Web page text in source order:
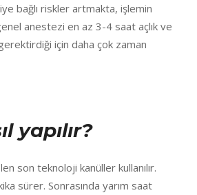
bağlı riskler artmakta, işlemin
anestezi en az 3-4 saat açlık ve
için daha çok zaman
yapılır?
son teknoloji kanüller kullanılır.
sürer. Sonrasında yarım saat